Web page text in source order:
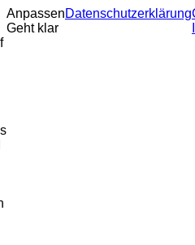
Anpassen
Geht klar
Datenschutzerklärung